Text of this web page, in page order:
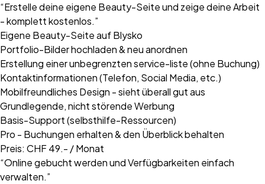
“Erstelle deine eigene Beauty-Seite und zeige deine Arbeit
- komplett kostenlos.”
Eigene Beauty-Seite auf Blysko
Portfolio-Bilder hochladen & neu anordnen
Erstellung einer unbegrenzten service-liste (ohne Buchung)
Kontaktinformationen (Telefon, Social Media, etc.)
Mobilfreundliches Design - sieht überall gut aus
Grundlegende, nicht störende Werbung
Basis-Support (selbsthilfe-Ressourcen)
Pro - Buchungen erhalten & den Überblick behalten
Preis: CHF 49.- / Monat
“Online gebucht werden und Verfügbarkeiten einfach
verwalten.”